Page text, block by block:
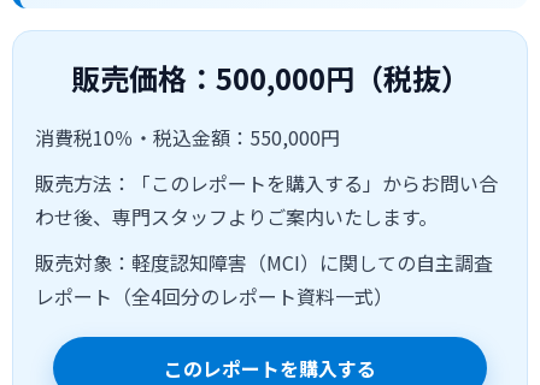
販売価格：500,000円（税抜）
消費税10％・税込金額：550,000円
販売方法：「このレポートを購入する」からお問い合
わせ後、専門スタッフよりご案内いたします。
販売対象：軽度認知障害（MCI）に関しての自主調査
レポート（全4回分のレポート資料一式）
このレポートを購入する